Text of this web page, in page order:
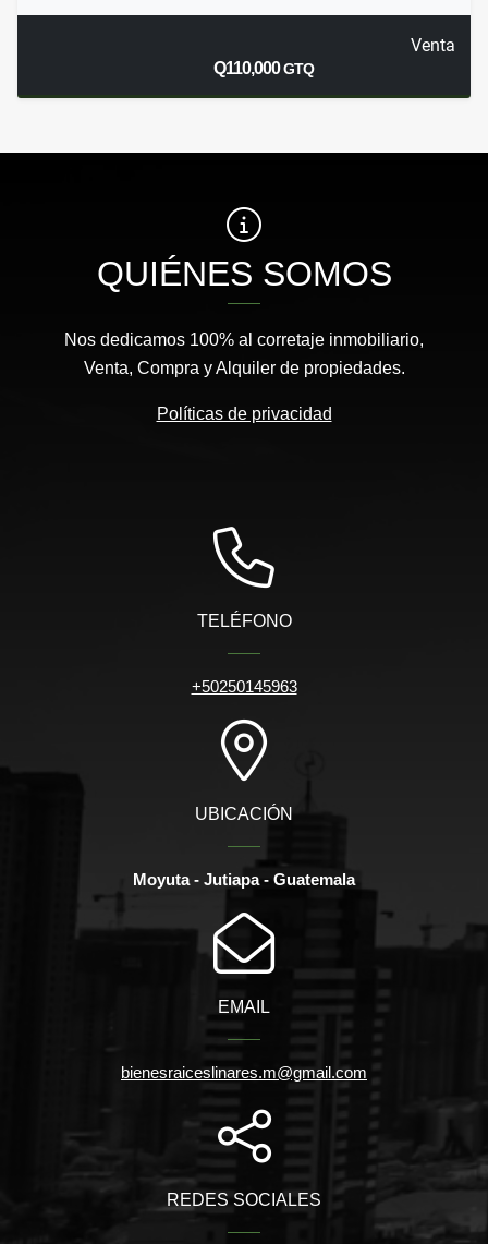
Venta
Q110,000GTQ
QUIÉNES SOMOS
Nos dedicamos 100% al corretaje inmobiliario,
Venta, Compra y Alquiler de propiedades.
Políticas de privacidad
TELÉFONO
+50250145963
UBICACIÓN
Moyuta - Jutiapa - Guatemala
EMAIL
bienesraiceslinares.m@gmail.com
REDES SOCIALES